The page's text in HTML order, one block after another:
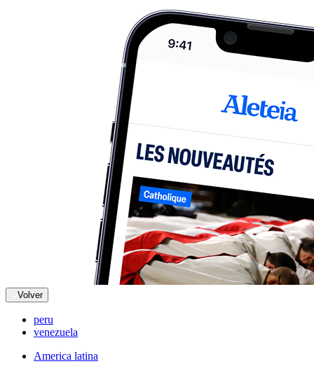
Volver
peru
venezuela
America latina